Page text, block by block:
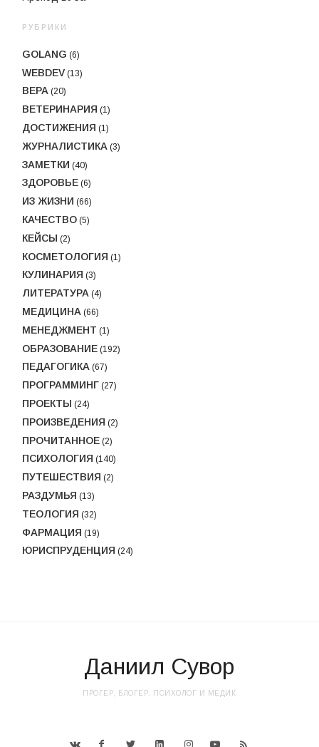
РУБРИКИ
GOLANG (6)
WEBDEV (13)
ВЕРА (20)
ВЕТЕРИНАРИЯ (1)
ДОСТИЖЕНИЯ (1)
ЖУРНАЛИСТИКА (3)
ЗАМЕТКИ (40)
ЗДОРОВЬЕ (6)
ИЗ ЖИЗНИ (66)
КАЧЕСТВО (5)
КЕЙСЫ (2)
КОСМЕТОЛОГИЯ (1)
КУЛИНАРИЯ (3)
ЛИТЕРАТУРА (4)
МЕДИЦИНА (66)
МЕНЕДЖМЕНТ (1)
ОБРАЗОВАНИЕ (192)
ПЕДАГОГИКА (67)
ПРОГРАММИНГ (27)
ПРОЕКТЫ (24)
ПРОИЗВЕДЕНИЯ (2)
ПРОЧИТАННОЕ (2)
ПСИХОЛОГИЯ (140)
ПУТЕШЕСТВИЯ (2)
РАЗДУМЬЯ (13)
ТЕОЛОГИЯ (32)
ФАРМАЦИЯ (19)
ЮРИСПРУДЕНЦИЯ (24)
Даниил Сувор
ПРОГЕР, БЛОГЕР, ПСИХОЛОГ И МЕДИК